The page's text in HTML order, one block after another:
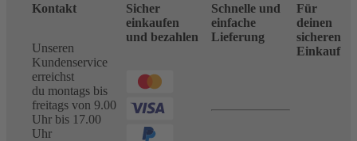
Kontakt
Unseren
Kundenservice
erreichst
du montags bis
freitags von 9.00
Uhr bis 17.00
Uhr
Sicher
einkaufen
und bezahlen
Schnelle und
einfache
Lieferung
Für
deinen
sicheren
Einkauf